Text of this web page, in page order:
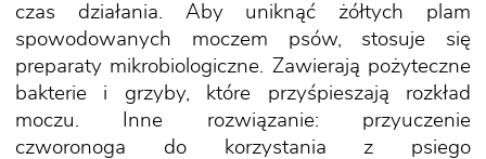
czas działania. Aby uniknąć żółtych plam
spowodowanych moczem psów, stosuje się
preparaty mikrobiologiczne. Zawierają pożyteczne
bakterie i grzyby, które przyśpieszają rozkład
moczu. Inne rozwiązanie: przyuczenie
czworonoga do korzystania z psiego